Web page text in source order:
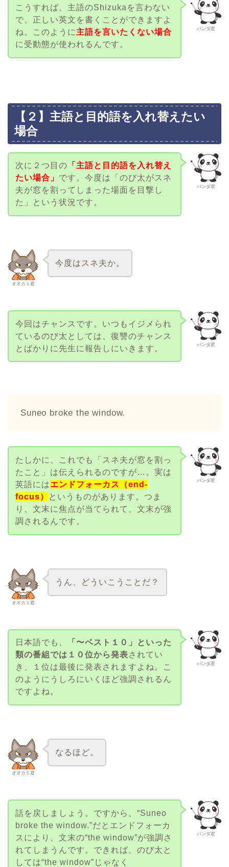
パンダ君
こうすれば、主語のShizukaを言わない
で、正しい英文を書くことができますよ
ね。このように 主語を言いたくない場合
に受動態が使われるんです。
【２】主語と目的語を入れ替えたい
場合
パンダ君
次に２つ目の 「主語と目的語を入れ替え
たい場合」 です。今度は「のび太がスネ
夫が窓を割ってしまった場面を目撃し
た」という状況です。
オオカミ君
今度はスネ夫か。
パンダ君
今回はチャンスです。いつもイジメられ
ているのび太としては、復讐のチャンス
とばかりに先生に報告しにいきます。
Suneo broke the window.
パンダ君
たしかに、これでも「スネ夫が窓を割っ
たこと」は伝えられるのですが…。実は
英語にはエンドフォーカス（end-
focus）
というものがあります。つま
り、文末に焦点が当てられて、文末が強
調されるんです。
オオカミ君
うん、どういこうことだ？
パンダ君
日本語でも、
「〜ベスト１０」といった
類の番組では１０位から発表されてい
き、１位は最後に発表されますよね。こ
のようにうしろにいくほど強調されるん
ですよね。
オオカミ君
なるほど。
パンダ君
話を戻しましょう。ですから、“Suneo
broke the window.”だとエンドフォーカ
スにより、文末の“the window”が強調さ
れてしまうんです。できれば、のび太と
しては“the window”じゃなく